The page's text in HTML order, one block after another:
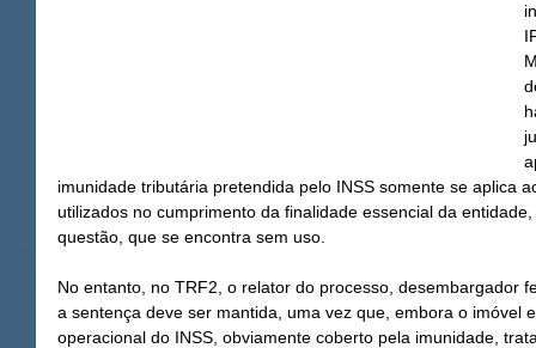
imunidade tributária pretendida pelo INSS somente se aplica
utilizados no cumprimento da finalidade essencial da
questão, que se encontra sem uso.
No entanto, no TRF2, o relator do processo, desembargador
a sentença deve ser mantida, uma vez que, embora o imóvel
operacional do INSS, obviamente coberto pela imunidade,